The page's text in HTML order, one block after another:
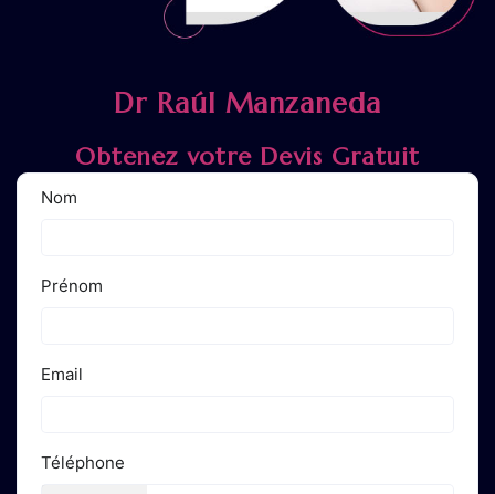
Dr Raúl Manzaneda
Obtenez votre Devis Gratuit